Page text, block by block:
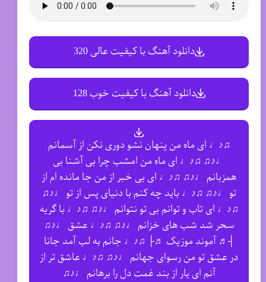
دانلود آهنگ با کیفیت عالی 320
دانلود آهنگ با کیفیت خوب 128
♫♪♩ ای ماه من پنهان نشو دوری نکن از آسمانم
♩♪♫ ♫♪♩ ای ماه من امشب چرا بی آشنا بی‌
همزبانم ♩♪♫ ♫♪♩ ای بی خبر از من جا مانده ام از
تو ♩♪♫ ♫♪♩ باید چه کنم با دنیای پس از تو ♩♪♫
♫♪♩ ای تاب و توانم بی تو نتوانم ♩♪♫ ♫♪♩ با گریه
سحر شد شب های خزانم ♩♪♫ ♫♪♩ عشق ♩♪♫
┤♬ آموند موزیک ♬├ ♫♪♩ جانم به لب آمد جانا
در عشق تو من رسوای جهانم ♩♪♫ ♫♪♩ عاشق تر از
آنم ای یار از بند غمت دل را برهانم ♩♪♫